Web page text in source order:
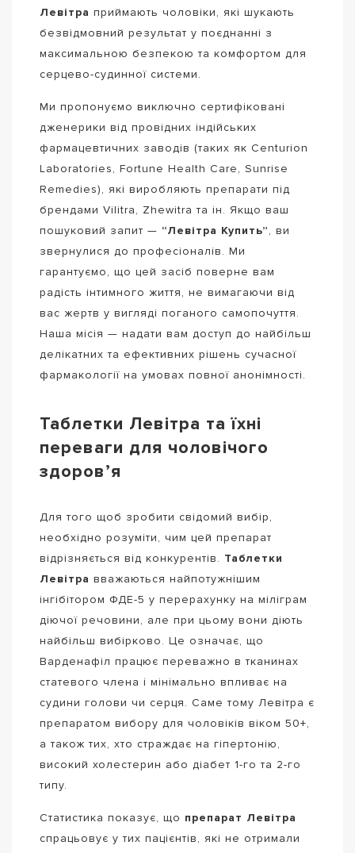
Левітра приймають чоловіки, які шукають
безвідмовний результат у поєднанні з
максимальною безпекою та комфортом для
серцево-судинної системи.
Ми пропонуємо виключно сертифіковані
дженерики від провідних індійських
фармацевтичних заводів (таких як Centurion
Laboratories, Fortune Health Care, Sunrise
Remedies), які виробляють препарати під
брендами Vilitra, Zhewitra та ін. Якщо ваш
пошуковий запит — “Левітра Купить”, ви
звернулися до професіоналів. Ми
гарантуємо, що цей засіб поверне вам
радість інтимного життя, не вимагаючи від
вас жертв у вигляді поганого самопочуття.
Наша місія — надати вам доступ до найбільш
делікатних та ефективних рішень сучасної
фармакології на умовах повної анонімності.
Таблетки Левітра та їхні
переваги для чоловічого
здоров’я
Для того щоб зробити свідомий вибір,
необхідно розуміти, чим цей препарат
відрізняється від конкурентів. Таблетки
Левітра вважаються найпотужнішим
інгібітором ФДЕ-5 у перерахунку на міліграм
діючої речовини, але при цьому вони діють
найбільш вибірково. Це означає, що
Варденафіл працює переважно в тканинах
статевого члена і мінімально впливає на
судини голови чи серця. Саме тому Левітра є
препаратом вибору для чоловіків віком 50+,
а також тих, хто страждає на гіпертонію,
високий холестерин або діабет 1-го та 2-го
типу.
Статистика показує, що препарат Левітра
спрацьовує у тих пацієнтів, які не отримали